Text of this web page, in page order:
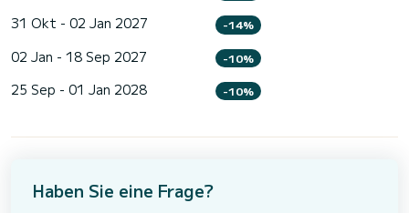
31 Okt - 02 Jan 2027 -14%
02 Jan - 18 Sep 2027 -10%
25 Sep - 01 Jan 2028 -10%
Haben Sie eine Frage?